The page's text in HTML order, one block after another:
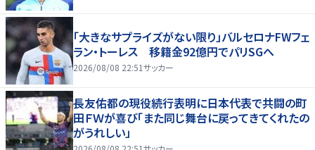
「大きなサプライズがない限り」バルセロナFWフェ
ラン・トーレス 移籍金92億円でパリSGへ
2026/08/08 22:51サッカー
長友佑都の現役続行表明に日本代表で共闘の町
田ＦＷが喜び「また同じ舞台に戻ってきてくれたの
がうれしい」